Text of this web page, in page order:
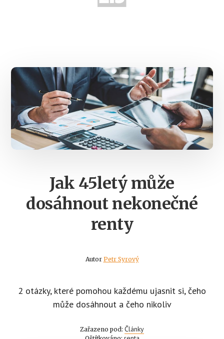
Main
Content
Jak 45letý může
dosáhnout nekonečné
renty
Autor Petr Syrový
2 otázky, které pomohou každému ujasnit si, čeho
může dosáhnout a čeho nikoliv
Zařazeno pod: Články